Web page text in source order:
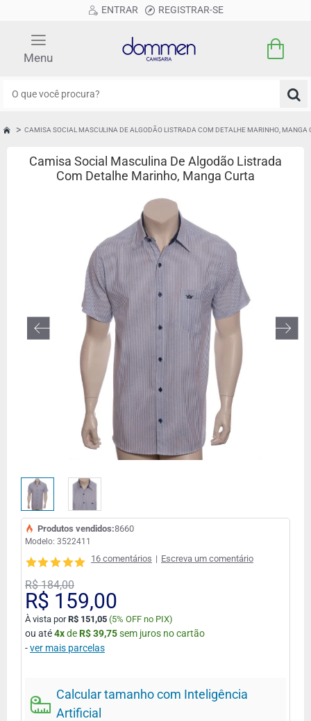
ENTRAR REGISTRAR-SE
você CAMISA SOCIAL MASCULINA DE ALGODÃO LISTRADA COM DETALHE MARINHO, MANGA
Camisa Social Masculina De Algodão Listrada
Com Detalhe Marinho, Manga Curta
FORA DE ESTOQUE
Calcular tamanho com Inteligência
Artificial
Modelo: 3522411
Produtos vendidos:8660
16 comentários | Escreva um comentário
R$ 159,00
R$ 184,00
À vista porR$ 151,05 (5% OFF no PIX)
ou até4xdeR$ 39,75sem juros no cartão
-ver mais parcelas